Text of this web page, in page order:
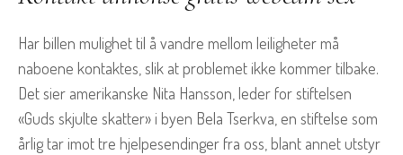
Har billen mulighet til å vandre mellom leiligheter må
naboene kontaktes, slik at problemet ikke kommer tilbake.
Det sier amerikanske Nita Hansson, leder for stiftelsen
«Guds skjulte skatter» i byen Bela Tserkva, en stiftelse som
årlig tar imot tre hjelpesendinger fra oss, blant annet utstyr